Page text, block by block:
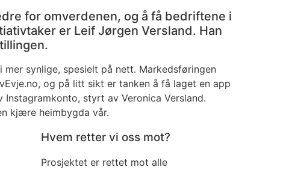
for omverdenen, og å få bedriftene i
er Leif Jørgen Versland. Han
synlige, spesielt på nett. Markedsføringen
og på litt sikt er tanken å få laget en app
styrt av Veronica Versland.
kjære heimbygda vår.
Hvem retter vi oss mot?
Prosjektet er rettet mot alle